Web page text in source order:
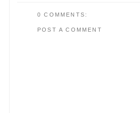
0 COMMENTS:
POST A COMMENT